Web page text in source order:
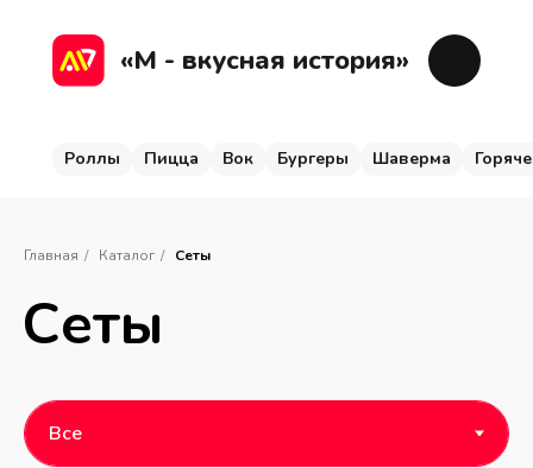
«М - вкусная история»
Роллы Пицца Вок Бургеры Шаверма
Шаверма
Главная / Каталог / Сеты
Сеты